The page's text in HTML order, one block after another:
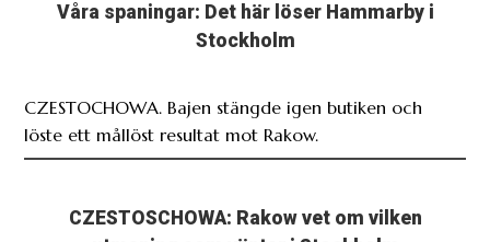
Våra spaningar: Det här löser Hammarby i
Stockholm
CZESTOCHOWA. Bajen stängde igen butiken och
löste ett mållöst resultat mot Rakow.
CZESTOSCHOWA: Rakow vet om vilken